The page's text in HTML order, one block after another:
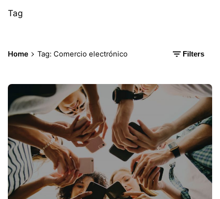
Tag
Home Tag: Comercio electrónico Filters